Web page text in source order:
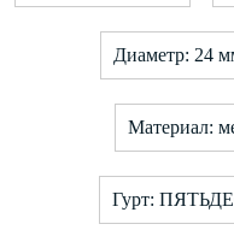
Диаметр: 24
Материал:
Гурт: